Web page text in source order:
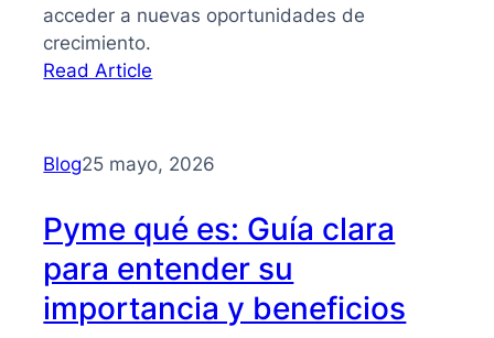
acceder a nuevas oportunidades de
crecimiento.
Read Article
para
PYMES
Blog25 mayo, 2026
Pyme qué es: Guía clara
para entender su
importancia y beneficios